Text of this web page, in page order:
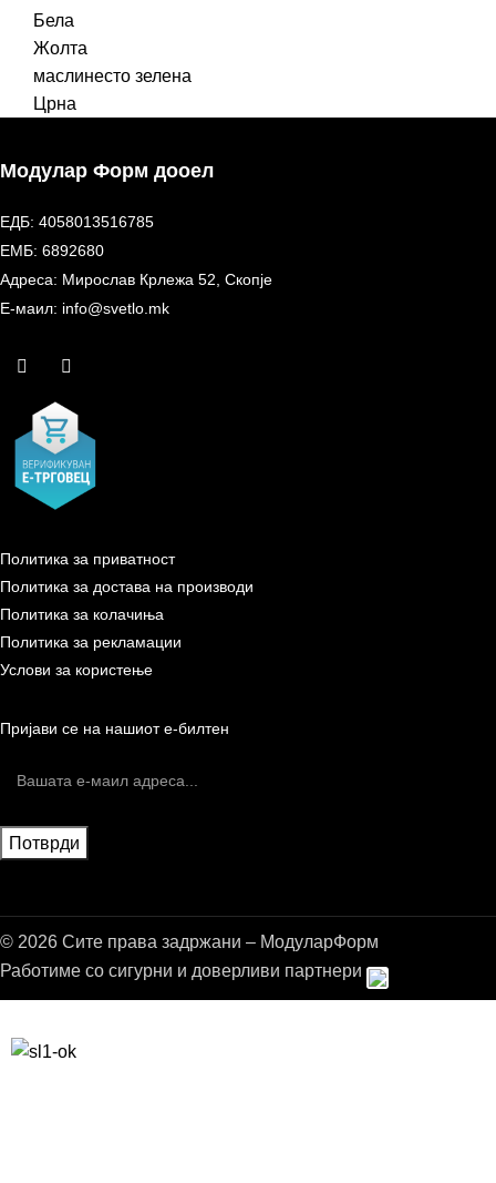
Бела
Жолта
маслинесто зелена
Црна
Модулар Форм дооел
ЕДБ: 4058013516785
ЕМБ: 6892680
Адреса: Мирослав Крлежа 52, Скопје
Е-маил: info@svetlo.mk
Политика за приватност
Политика за достава на производи
Политика за колачиња
Политика за рекламации
Услови за користење
Пријави се на нашиот е-билтен
© 2026 Сите права задржани – МодуларФорм
Работиме со сигурни и доверливи партнери